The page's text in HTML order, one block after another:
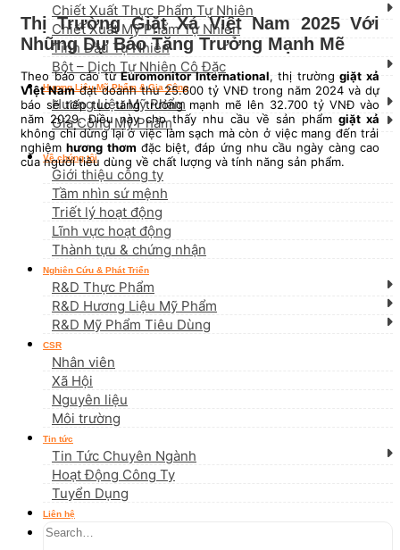
Chiết Xuất Thực Phẩm Tự Nhiên
Chiết Xuất Mỹ Phẩm Tự Nhiên
Tinh Dầu Tự Nhiên
Bột – Dịch Tự Nhiên Cô Đặc
Hương Liệu Mỹ Phẩm & Gia Công
Hương Liệu Mỹ Phẩm
Gia Công Mỹ Phẩm
Về chúng tôi
Giới thiệu công ty
Tầm nhìn sứ mệnh
Triết lý hoạt động
Lĩnh vực hoạt động
Thành tựu & chứng nhận
Nghiên Cứu & Phát Triển
R&D Thực Phẩm
R&D Hương Liệu Mỹ Phẩm
R&D Mỹ Phẩm Tiêu Dùng
CSR
Nhân viên
Xã Hội
Nguyên liệu
Môi trường
Tin tức
Tin Tức Chuyên Ngành
Hoạt Động Công Ty
Tuyển Dụng
Liên hệ
Thị Trường Giặt Xả Việt Nam 2025 Với
Những Dự Báo Tăng Trưởng Mạnh Mẽ
Theo báo cáo từEuromonitor International, thị trườnggiặt xả
Việt Namđạt doanh thu 25.600 tỷ VNĐ trong năm 2024 và dự
báo sẽ tiếp tục tăng trưởng mạnh mẽ lên 32.700 tỷ VNĐ vào
năm 2029. Điều này cho thấy nhu cầu về sản phẩm giặt xả
không chỉ dừng lại ở việc làm sạch mà còn ở việc mang đến trải
nghiệmhương thơm đặc biệt, đáp ứng nhu cầu ngày càng cao
của người tiêu dùng về chất lượng và tính năng sản phẩm.